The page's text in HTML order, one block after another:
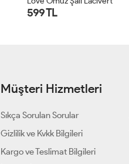
599 TL
Müşteri Hizmetleri
Sıkça Sorulan Sorular
Gizlilik ve Kvkk Bilgileri
Kargo ve Teslimat Bilgileri